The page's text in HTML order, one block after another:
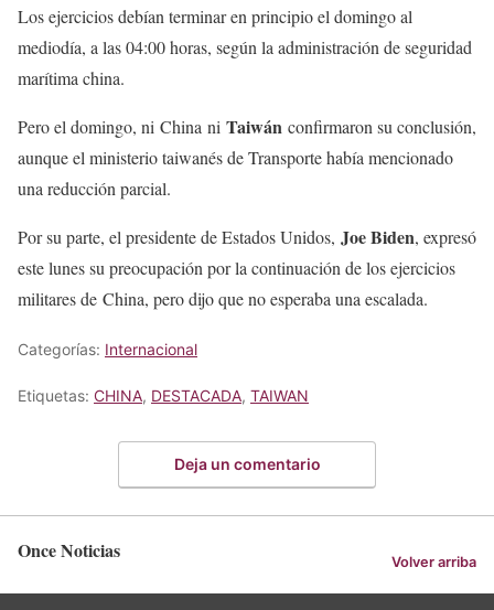
Los ejercicios debían terminar en principio el domingo al
mediodía, a las 04:00 horas, según la administración de seguridad
marítima china.
Pero el domingo, ni China ni Taiwán confirmaron su conclusión,
aunque el ministerio taiwanés de Transporte había mencionado
una reducción parcial.
Por su parte, el presidente de Estados Unidos, Joe Biden, expresó
este lunes su preocupación por la continuación de los ejercicios
militares de China, pero dijo que no esperaba una escalada.
Categorías: Internacional
Etiquetas: CHINA, DESTACADA, TAIWAN
Deja un comentario
Once Noticias Volver arriba